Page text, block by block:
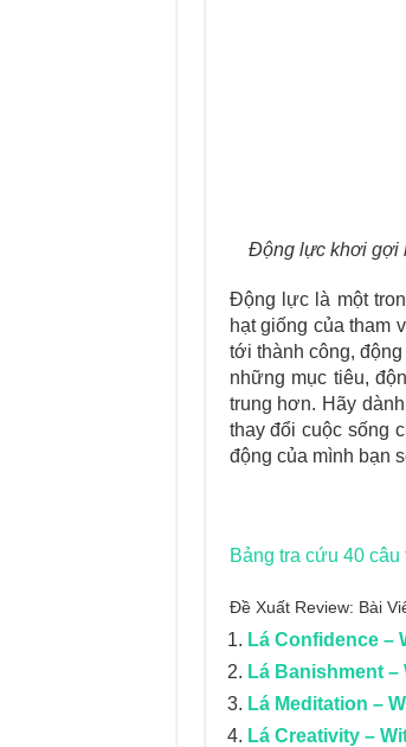
Động lực khơi gợi
Động lực là một
hạt giống của tham
tới thành công,
những mục tiêu,
trung hơn. Hãy
thay đổi cuộc sống
động của mình bạn
Bảng tra cứu 40 câu
Đề Xuất Review: Bài
Lá Confidence –
Lá Banishment
Lá Meditation –
Lá Creativity –